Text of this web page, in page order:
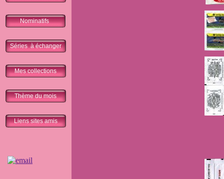
Séries à échanger
Liens sites amis
Thème du mois
Mes collections
Nominatifs